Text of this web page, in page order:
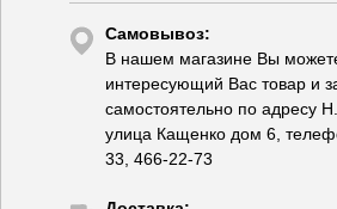
Самовывоз:
В нашем магазине Вы
интересующий Вас товар и
самостоятельно по адресу
улица Кащенко дом 6,
33, 466-22-73